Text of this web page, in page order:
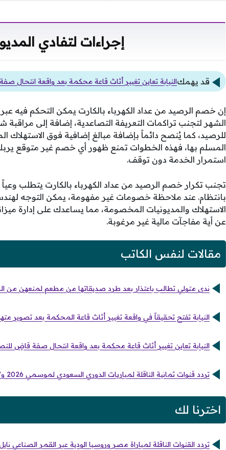
إجراءات لتفادي
قد يهمكالنيابة تعاين تغيير أثاث قاعة محكمة بعد واقعة انتحال
إن خصم الرصيد من عداد الكهرباء بالكارت يمكن التحكم فيه
الشهر لتجنب تراكمات التعريفة التصاعدية، إضافة إلى مراقبة
للرصيد، كما يُنصح دائماً بإضافة مبالغ إضافية فوق الاستهلاك
المسلم بها، فهذه الخطوات تمنع ظهور أي خصم غير متوقع
استمرار الخدمة دون توقف.
تجنب تكرار خصم الرصيد من عداد الكهرباء بالكارت يتطلب
بانتظام. عند ملاحظة خصومات غير مفهومة، يمكن التوجه
الاستهلاك والمديونيات المخصومة، مما يساعدك على إدارة
عن أية مفاجآت مالية غير مرغوبة.
مقالات لنفس الكاتب
ندى متولي تطالب باعتذار بعد طرد صديقاتها من مطعم لمنعهن من
النيابة تفتح تحقيقاً في واقعة تغيير أثاث قاعة المحكمة بعد تصوير
النيابة تعاين تغيير أثاث قاعة محكمة بعد واقعة انتحال صفة قاضٍ
تردد قنوات ثمانية الناقلة لمباريات الدوري السعودي لموسمي 2026 و2027 الجديد
اخترنا لك
تردد القنوات الناقلة لمباراة مصر وروسيا الودية عبر القمر الصناعي